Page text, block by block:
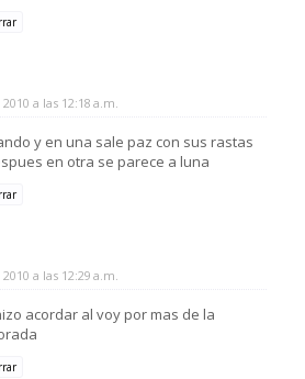
a las 12:18 a.m.
y en una sale paz con sus rastas
en otra se parece a luna
a las 12:29 a.m.
acordar al voy por mas de la